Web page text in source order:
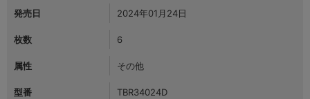
発売日 2024年01月24日
枚数 6
属性 その他
型番 TBR34024D